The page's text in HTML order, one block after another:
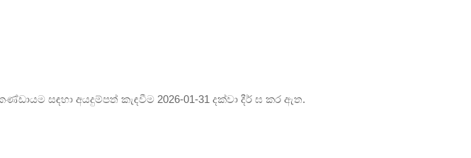
සඳහා අයදුම්පත් කැඳවීම 2026-01-31 දක්වා දීර් ඝ කර ඇත.